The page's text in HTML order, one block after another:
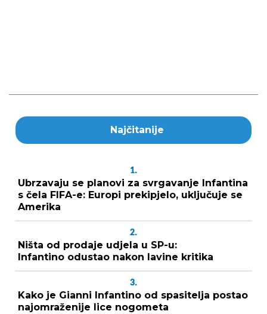
Najčitanije
1.
Ubrzavaju se planovi za svrgavanje Infantina
s čela FIFA-e: Europi prekipjelo, uključuje se
Amerika
2.
Ništa od prodaje udjela u SP-u:
Infantino odustao nakon lavine kritika
3.
Kako je Gianni Infantino od spasitelja postao
najomraženije lice nogometa